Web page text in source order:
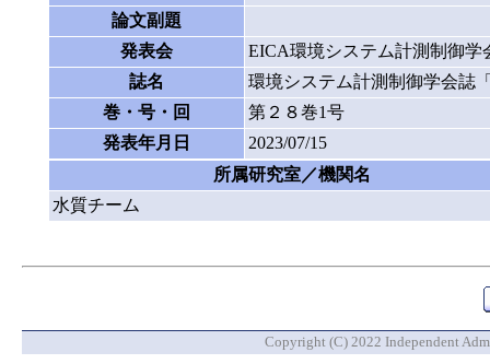
論文副題
発表会
EICA環境システム計測制御学
誌名
環境システム計測制御学会誌
巻・号・回
第２８巻1号
発表年月日
2023/07/15
所属研究室／機関名
水質チーム
Copyright (C) 2022 Independent